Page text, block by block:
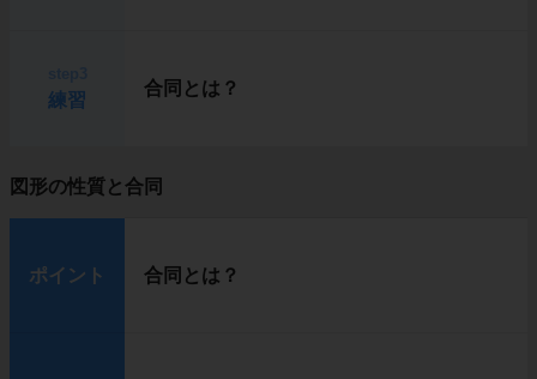
練習
合同とは？
図形の性質と合同
ポイント 合同とは？